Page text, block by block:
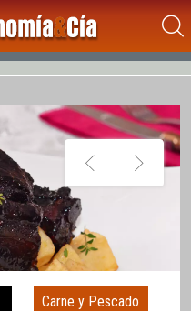
Carne y Pescado